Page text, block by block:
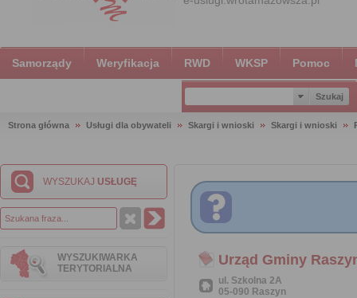
Samorządy Weryfikacja RWD WKSP Pomoc
Strona główna Usługi dla obywateli Skargi i wnioski Skargi i wnioski
WYSZUKAJ USŁUGĘ
WYSZUKIWARKA
TERYTORIALNA
Urząd Gminy
ul. Szkolna 2A
05-090 Raszyn